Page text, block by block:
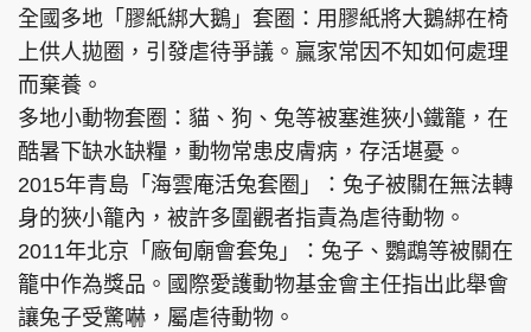
全國多地「膠紙綁大鵝」套圈：用膠紙將大鵝綁在椅
上供人拋圈，引發虐待爭議。贏家常因不知如何處理
而棄養。
多地小動物套圈：貓、狗、兔等被塞進狹小鐵籠，在
酷暑下缺水缺糧，動物常患皮膚病，存活堪憂。
2015年青島「海雲庵活兔套圈」：兔子被關在無法轉
身的狹小籠內，被許多圍觀者指責為虐待動物。
2011年北京「廠甸廟會套兔」：兔子、鸚鵡等被關在
籠中作為獎品。國際愛護動物基金會主任指出此舉會
讓兔子受驚嚇，屬虐待動物。